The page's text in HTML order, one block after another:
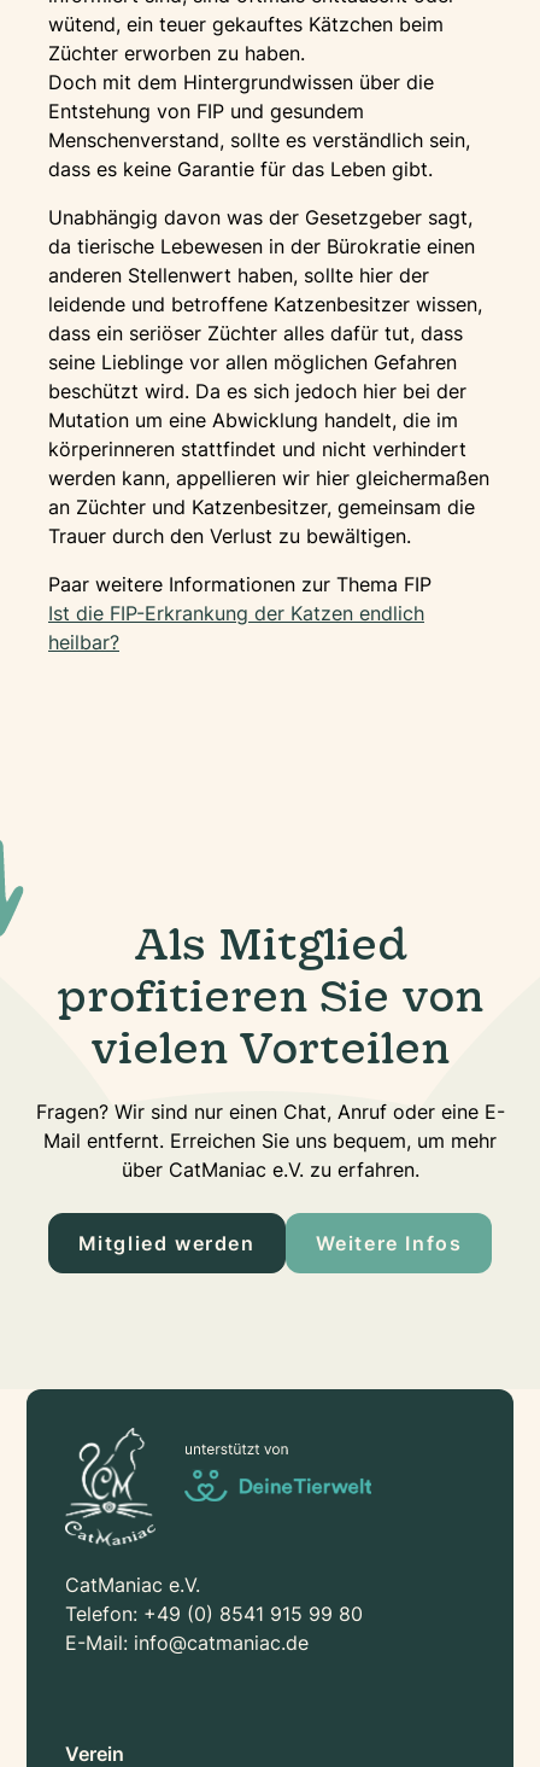
wütend, ein teuer gekauftes Kätzchen beim
Züchter erworben zu haben.
Doch mit dem Hintergrundwissen über die
Entstehung von FIP und gesundem
Menschenverstand, sollte es verständlich sein,
dass es keine Garantie für das Leben gibt.
Unabhängig davon was der Gesetzgeber sagt,
da tierische Lebewesen in der Bürokratie einen
anderen Stellenwert haben, sollte hier der
leidende und betroffene Katzenbesitzer wissen,
dass ein seriöser Züchter alles dafür tut, dass
seine Lieblinge vor allen möglichen Gefahren
beschützt wird. Da es sich jedoch hier bei der
Mutation um eine Abwicklung handelt, die im
körperinneren stattfindet und nicht verhindert
werden kann, appellieren wir hier gleichermaßen
an Züchter und Katzenbesitzer, gemeinsam die
Trauer durch den Verlust zu bewältigen.
Paar weitere Informationen zur Thema FIP
Ist die FIP-Erkrankung der Katzen endlich
heilbar?
Als Mitglied
profitieren Sie von
vielen Vorteilen
Fragen? Wir sind nur einen Chat, Anruf oder eine E-
Mail entfernt. Erreichen Sie uns bequem, um mehr
über CatManiac e.V. zu erfahren.
Mitglied werden Weitere Infos
CatManiac e.V.
Telefon: +49 (0) 8541 915 99 80
E-Mail: info@catmaniac.de
Verein